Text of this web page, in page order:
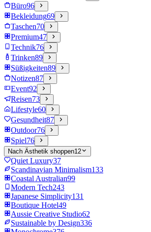
Büro96
Bekleidung69
Taschen70
Premium47
Technik76
Trinken89
Süßigkeiten89
Notizen87
Event92
Reisen73
Lifestyle60
Gesundheit87
Outdoor76
Spiel76
Nach Ästhetik shoppen12
Quiet Luxury37
Scandinavian Minimalism133
Coastal Australian99
Modern Tech243
Japanese Simplicity131
Boutique Hotel49
Aussie Creative Studio62
Sustainable by Design336